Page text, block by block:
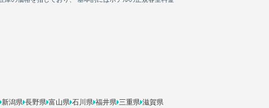
新潟県 長野県 富山県 石川県 福井県 三重県 滋賀県